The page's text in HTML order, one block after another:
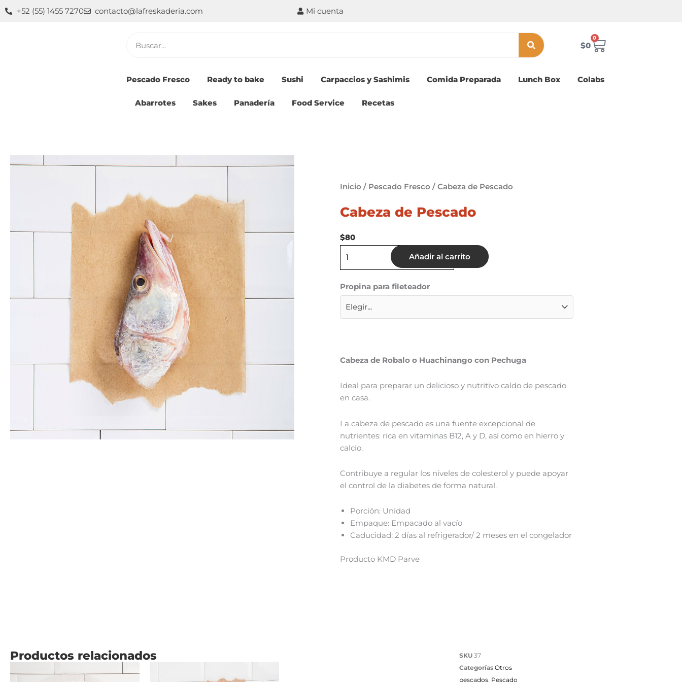
+52 (55) 1455 7270 contacto@lafreskaderia.com Mi cuenta
$0
0
Carrito
Pescado Fresco Ready to bake Sushi Carpaccios y Sashimis Comida Preparada Lunch Box Colabs
Abarrotes Sakes Panadería Food Service Recetas
Inicio / Pescado Fresco / Cabeza de Pescado
Cabeza de Pescado
$80
Propina para fileteador
de
cantidad
Añadir al carrito
Cabeza de Robalo o Huachinango con Pechuga
Ideal para preparar un delicioso y nutritivo caldo de pescado
en casa.
La cabeza de pescado es una fuente excepcional de
nutrientes: rica en vitaminas B12, A y D, así como en hierro y
calcio.
Contribuye a regular los niveles de colesterol y puede apoyar
el control de la diabetes de forma natural.
Porción: Unidad
Empaque: Empacado al vacío
Caducidad: 2 días al refrigerador/ 2 meses en el congelador
Producto KMD Parve
Productos relacionados
range:
SKU 37
Categorías Otros
pescados, Pescado